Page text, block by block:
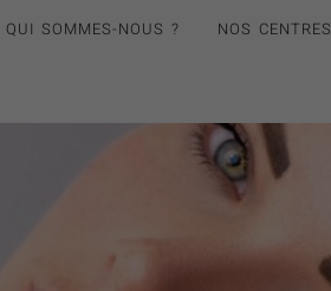
QUI SOMMES-NOUS ? NOS CENTRES